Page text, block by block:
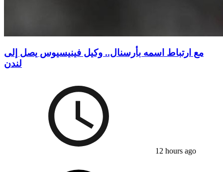
مع ارتباط اسمه بأرسنال.. وكيل فينيسيوس يصل إلى
لندن
12 hours ago